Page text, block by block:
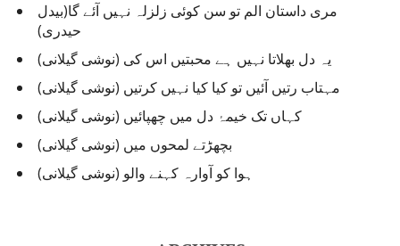
مری داستان الم تو سن کوئی زلزلہ نہیں آئے گا(بیدل
حیدری)
یہ دل بھلاتا نہیں ہے محبتیں اس کی (نوشی گیلانی)
مہتاب رتیں آئیں تو کیا کیا نہیں کرتیں (نوشی گیلانی)
کہاں تک خیمۂ دل میں چھپائیں (نوشی گیلانی)
بچھڑتے لمحوں میں (نوشی گیلانی)
ہوا کو آوارہ کہنے والو (نوشی گیلانی)